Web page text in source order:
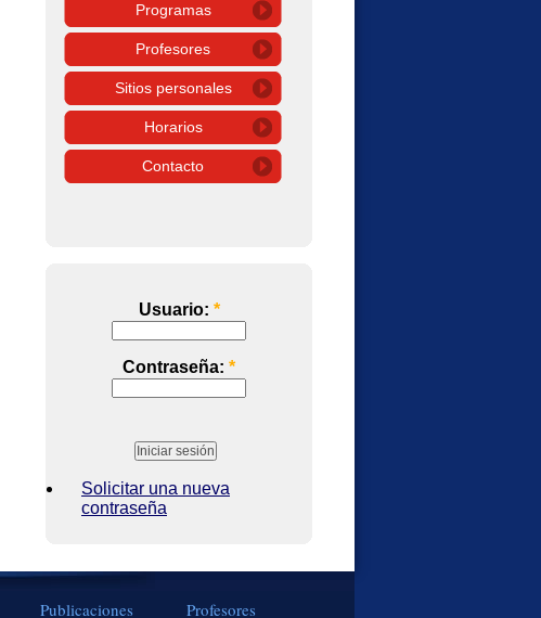
Programas
Profesores
Sitios personales
Horarios
Contacto
Usuario: *
Contraseña: *
Solicitar una nueva
contraseña
Publicaciones Profesores